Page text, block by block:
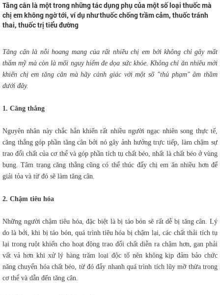
Tăng cân là một trong những tác dụng phụ của một số loại thuốc mà
chị em không ngờ tới, ví dụ như thuốc chống trầm cảm, thuốc tránh
thai, thuốc trị tiểu đường
Tăng cân là nỗi hoang mang của rất nhiều chị em bởi không chỉ gây mất
thẩm mỹ mà còn là mối nguy hiểm đe dọa sức khỏe. Không chỉ ăn nhiều mới
khiến chị em tăng cân mà hãy cảnh giác với một số "thủ phạm" âm thầm
dưới đây.
1. Căng thẳng
Nguyên nhân này chắc hẳn khiến rất nhiều người ngạc nhiên song thực tế,
căng thẳng góp phần tăng cân bởi nó gây ảnh hưởng trực tiếp, làm chậm sự
trao đổi chất của cơ thể và góp phần tích tụ chất béo, nhất là chất béo ở vùng
bụng. Tâm trạng căng thẳng cũng có thể thúc đẩy chị em ăn nhiều hơn để
giải tỏa và từ đó sẽ làm tăng cân.
2. Chậm tiêu hóa
Những người chậm tiêu hóa, đặc biệt là bị táo bón sẽ rất dễ bị tăng cân. Lý
do là bởi, khi bị táo bón, quá trình tiêu hóa bị chậm lại, các chất thải tích tụ
lại trong ruột khiến cho hoạt động trao đổi chất diễn ra chậm hơn, gan phải
vất vả hơn khi xử lý hàng trăm loại độc tố nên không kịp đảm bảo chức
năng chuyển hóa chất béo, từ đó đẩy nhanh quá trình tích lũy mỡ thừa trong
cơ thể và dẫn đến tăng cân.